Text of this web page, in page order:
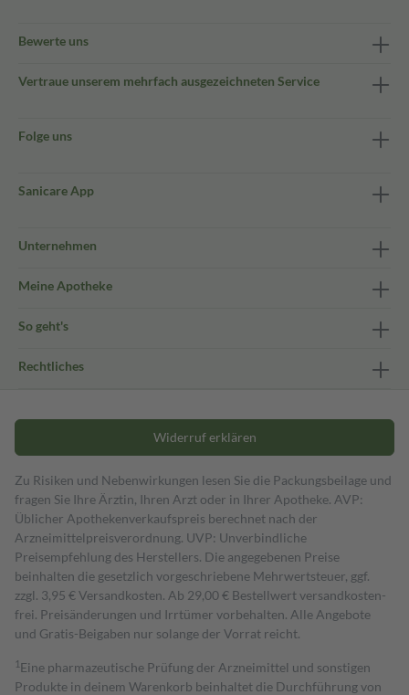
Bewerte uns
Vertraue unserem mehrfach ausgezeichneten Service
Folge uns
Sanicare App
Unternehmen
Meine Apotheke
So geht's
Rechtliches
Widerruf erklären
Zu Risiken und Nebenwirkungen lesen Sie die Packungsbeilage und
fragen Sie Ihre Ärztin, Ihren Arzt oder in Ihrer Apotheke. AVP:
Üblicher Apothekenverkaufspreis berechnet nach der
Arzneimittelpreisverordnung. UVP: Unverbindliche
Preisempfehlung des Herstellers. Die angegebenen Preise
beinhalten die gesetzlich vorgeschriebene Mehrwertsteuer, ggf.
zzgl. 3,95 € Versandkosten. Ab 29,00 € Bestell­wert versand­kosten­
frei. Preisänderungen und Irrtümer vorbehalten. Alle Angebote
und Gratis-Beigaben nur solange der Vorrat reicht.
1 Eine pharmazeutische Prüfung der Arzneimittel und sonstigen
Produkte in deinem Warenkorb beinhaltet die Durchführung von